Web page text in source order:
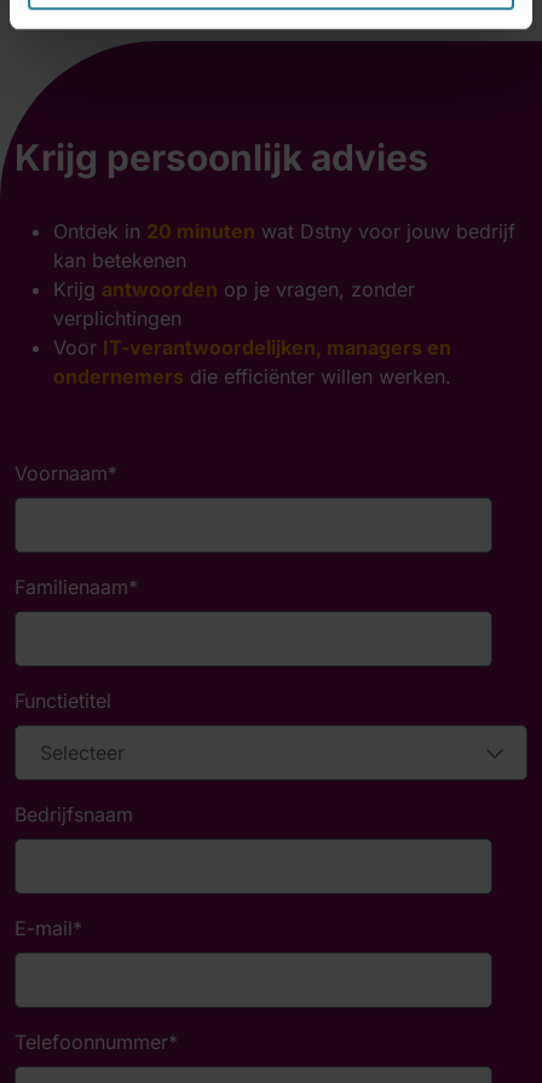
Krijg persoonlijk advies
Ontdek in 20 minuten wat Dstny voor jouw bedrijf
kan betekenen
Krijg antwoorden op je vragen, zonder
verplichtingen
Voor IT-verantwoordelijken, managers en
ondernemers die efficiënter willen werken.
Voornaam*
Familienaam*
Functietitel
Bedrijfsnaam
E-mail*
Telefoonnummer*